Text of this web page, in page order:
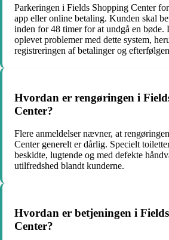
Parkeringen i Fields Shopping Center
app eller online betaling. Kunden skal
inden for 48 timer for at undgå en bøde.
oplevet problemer med dette system,
registreringen af betalinger og
Hvordan er rengøringen i
Center?
Flere anmeldelser nævner, at
Center generelt er dårlig. Specielt
beskidte, lugtende og med defekte
utilfredshed blandt kunderne.
Hvordan er betjeningen i
Center?